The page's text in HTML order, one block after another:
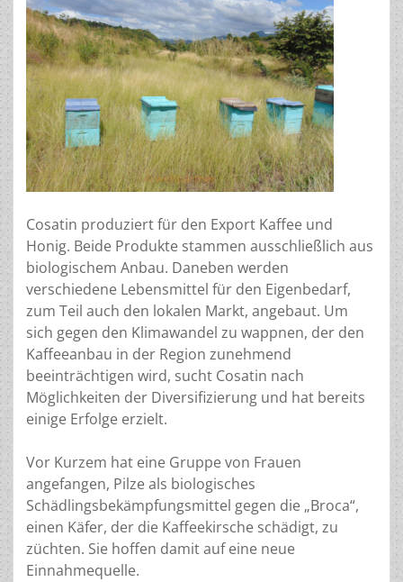
Cosatin produziert für den Export Kaffee und
Honig. Beide Produkte stammen ausschließlich aus
biologischem Anbau. Daneben werden
verschiedene Lebensmittel für den Eigenbedarf,
zum Teil auch den lokalen Markt, angebaut. Um
sich gegen den Klimawandel zu wappnen, der den
Kaffeeanbau in der Region zunehmend
beeinträchtigen wird, sucht Cosatin nach
Möglichkeiten der Diversifizierung und hat bereits
einige Erfolge erzielt.
Vor Kurzem hat eine Gruppe von Frauen
angefangen, Pilze als biologisches
Schädlingsbekämpfungsmittel gegen die „Broca“,
einen Käfer, der die Kaffeekirsche schädigt, zu
züchten. Sie hoffen damit auf eine neue
Einnahmequelle.